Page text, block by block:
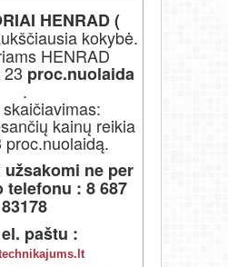
HENRAD (
kokybė.
HENRAD
proc.nuolaida
.
kainų reikia
proc.nuolaidą.
ne per
telefonu : 8687
83178
paštu :